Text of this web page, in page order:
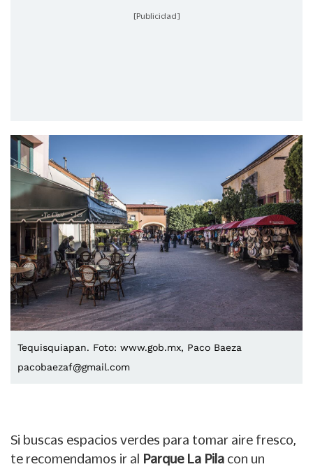
[Publicidad]
Tequisquiapan. Foto: www.gob.mx, Paco Baeza
pacobaezaf@gmail.com
Si buscas espacios verdes para tomar aire fresco,
te recomendamos ir al Parque La Pila con un